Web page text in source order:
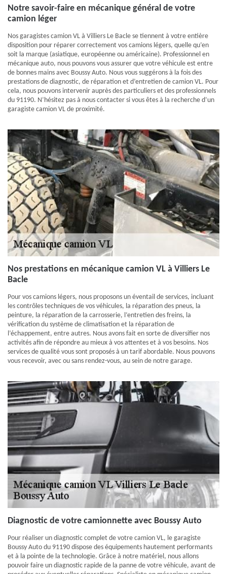
Notre savoir-faire en mécanique général de votre
camion léger
Nos garagistes camion VL à Villiers Le Bacle se tiennent à votre entière
disposition pour réparer correctement vos camions légers, quelle qu’en
soit la marque (asiatique, européenne ou américaine). Professionnel en
mécanique auto, nous pouvons vous assurer que votre véhicule est entre
de bonnes mains avec Boussy Auto. Nous vous suggérons à la fois des
prestations de diagnostic, de réparation et d’entretien de camion VL. Pour
cela, nous pouvons intervenir auprès des particuliers et des professionnels
du 91190. N’hésitez pas à nous contacter si vous êtes à la recherche d’un
garagiste camion VL de proximité.
Nos prestations en mécanique camion VL à Villiers Le
Bacle
Pour vos camions légers, nous proposons un éventail de services, incluant
les contrôles techniques de vos véhicules, la réparation des pneus, la
peinture, la réparation de la carrosserie, l’entretien des freins, la
vérification du système de climatisation et la réparation de
l’échappement, entre autres. Nous avons fait en sorte de diversifier nos
activités afin de répondre au mieux à vos attentes et à vos besoins. Nos
services de qualité vous sont proposés à un tarif abordable. Nous pouvons
vous recevoir, avec ou sans rendez-vous, au sein de notre garage.
Diagnostic de votre camionnette avec Boussy Auto
Pour réaliser un diagnostic complet de votre camion VL, le garagiste
Boussy Auto du 91190 dispose des équipements hautement performants
et à la pointe de la technologie. Grâce à notre matériel, nous allons
pouvoir faire un diagnostic rapide de la panne de votre véhicule, avant de